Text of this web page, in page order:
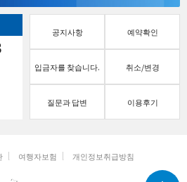
공지사항 예약확인
입금자를 찾습니다. 취소/변경
질문과 답변 이용후기
여행자보험 개인정보취급방침